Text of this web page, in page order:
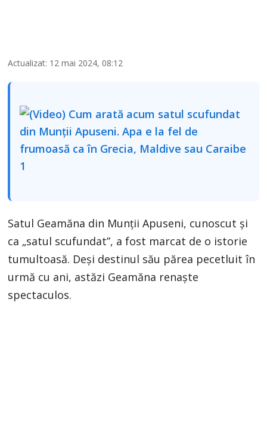
Actualizat: 12 mai 2024, 08:12
Satul Geamăna din Munții Apuseni, cunoscut și
ca „satul scufundat”, a fost marcat de o istorie
tumultoasă. Deși destinul său părea pecetluit în
urmă cu ani, astăzi Geamăna renaște
spectaculos.